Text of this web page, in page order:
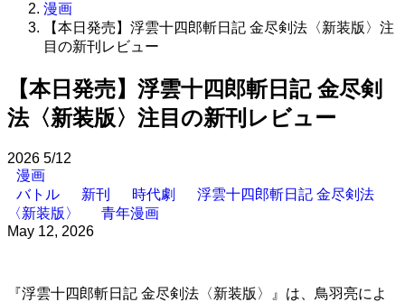
漫画
【本日発売】浮雲十四郎斬日記 金尽剣法〈新装版〉注
目の新刊レビュー
【本日発売】浮雲十四郎斬日記 金尽剣
法〈新装版〉注目の新刊レビュー
2026 5/12
漫画
バトル
新刊 時代劇
浮雲十四郎斬日記 金尽剣法
〈新装版〉
青年漫画
May 12, 2026
『浮雲十四郎斬日記 金尽剣法〈新装版〉』は、鳥羽亮によ